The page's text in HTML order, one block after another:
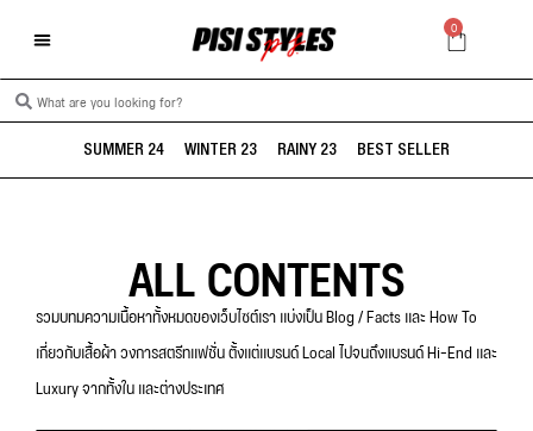
0
SUMMER 24 WINTER 23 RAINY 23 BEST SELLER
ALL CONTENTS
รวมบทมความเนื้อหาทั้งหมดของเว็บไซต์เรา แบ่งเป็น Blog / Facts และ How To
เกี่ยวกับเสื้อผ้า วงการสตรีทแฟชั่น ตั้งแต่แบรนด์ Local ไปจนถึงแบรนด์ Hi-End และ
Luxury จากทั้งใน และต่างประเทศ